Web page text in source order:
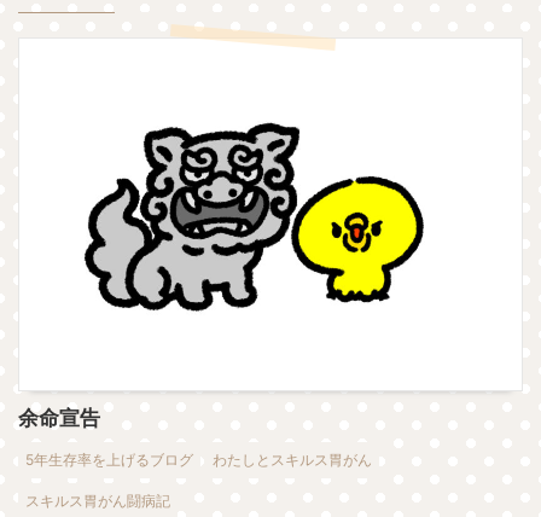
余命宣告
5年生存率を上げるブログ わたしとスキルス胃がん
スキルス胃がん闘病記